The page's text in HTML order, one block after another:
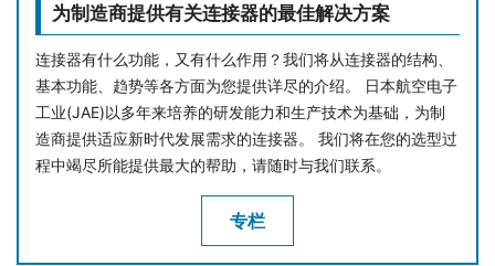
为制造商提供有关连接器的最佳解决方案
连接器有什么功能，又有什么作用？我们将从连接器的结构、
基本功能、趋势等各方面为您提供详尽的介绍。 日本航空电子
工业(JAE)以多年来培养的研发能力和生产技术为基础，为制
造商提供适应新时代发展需求的连接器。 我们将在您的选型过
程中竭尽所能提供最大的帮助，请随时与我们联系。
专栏